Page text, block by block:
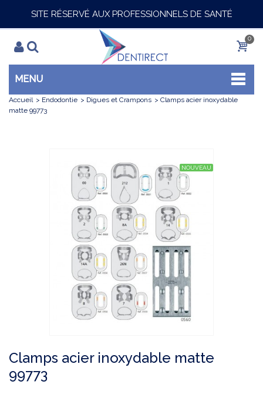
SITE RÉSERVÉ AUX PROFESSIONNELS DE SANTÉ
0
MENU
Accueil > Endodontie > Digues et Crampons > Clamps acier inoxydable
matte 99773
NOUVEAU
Clamps acier inoxydable matte
99773